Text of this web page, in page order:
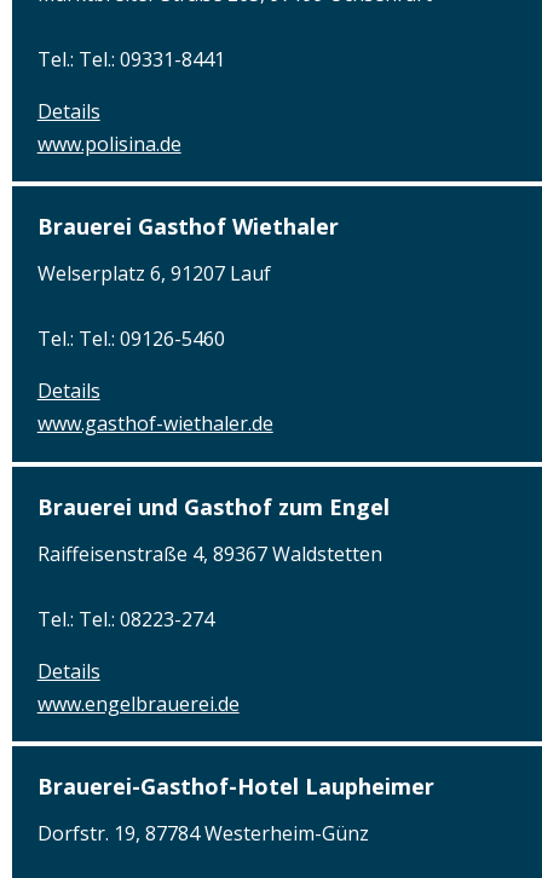
Tel.: Tel.: 09331-8441
Details
www.polisina.de
Brauerei Gasthof Wiethaler
Welserplatz 6, 91207 Lauf
Tel.: Tel.: 09126-5460
Details
www.gasthof-wiethaler.de
Brauerei und Gasthof zum Engel
Raiffeisenstraße 4, 89367 Waldstetten
Tel.: Tel.: 08223-274
Details
www.engelbrauerei.de
Brauerei-Gasthof-Hotel Laupheimer
Dorfstr. 19, 87784 Westerheim-Günz